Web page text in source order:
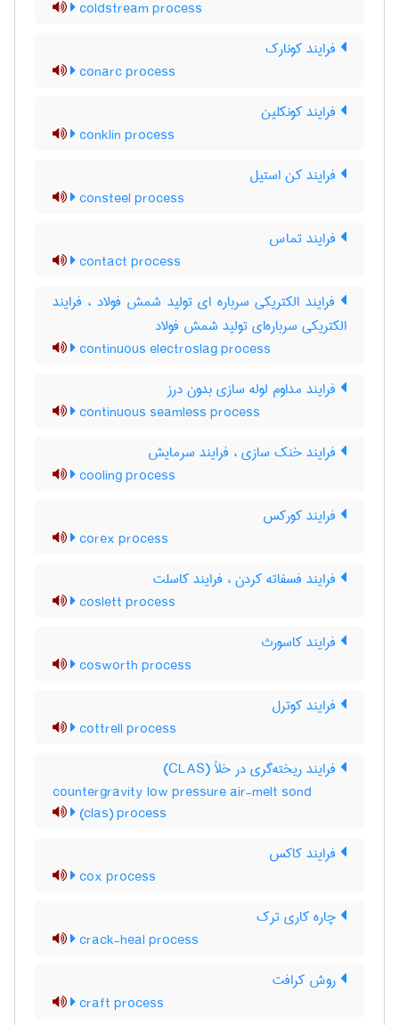
coldstream process
فرایند کونارک
conarc process
فرایند کونکلین
conklin process
فرایند کن استیل
consteel process
فرایند تماس
contact process
فرایند الکتریکی سرباره ای تولید شمش فولاد ، فرایند
الکتریکی سرباره‌ای تولید شمش فولاد
continuous electroslag process
فرایند مداوم لوله سازی بدون درز
continuous seamless process
فرایند خنک سازی ، فرایند سرمایش
cooling process
فرایند کورکس
corex process
فرایند فسفاته کردن ، فرایند کاسلت
coslett process
فرایند کاسورث
cosworth process
فرایند کوترل
cottrell process
فرایند ریخته‌گری در خلأ (CLAS)
countergravity low pressure air-melt sond
(clas) process
فرایند کاکس
cox process
چاره کاری ترک
crack-heal process
روش کرافت
craft process